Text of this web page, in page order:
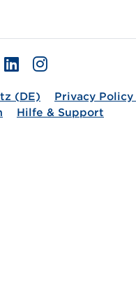
(DE)
Privacy Policy
Hilfe & Support